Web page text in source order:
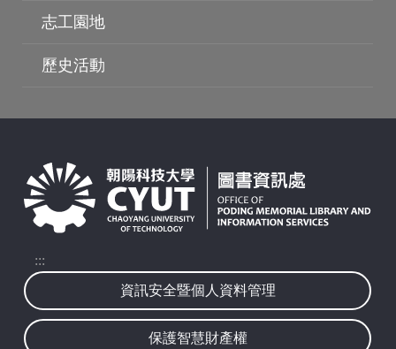
志工園地
歷史活動
:::
資訊安全暨個人資料管理
保護智慧財產權